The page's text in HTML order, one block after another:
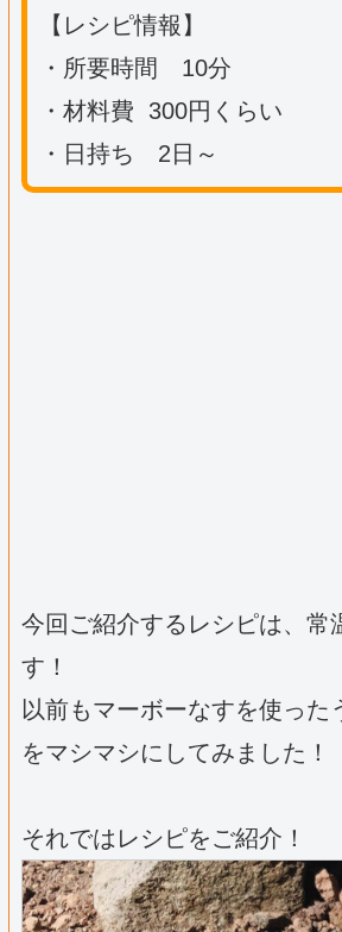
【レシピ情報】
・所要時間 10分
・材料費 300円くらい
・日持ち 2日～
今回ご紹介するレシピは、常
す！
以前もマーボーなすを使っ
をマシマシにしてみました！
それではレシピをご紹介！